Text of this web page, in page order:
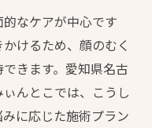
なケアが中心です
けるため、顔のむく
きます。愛知県名古
んとこでは、こうし
に応じた施術プラン